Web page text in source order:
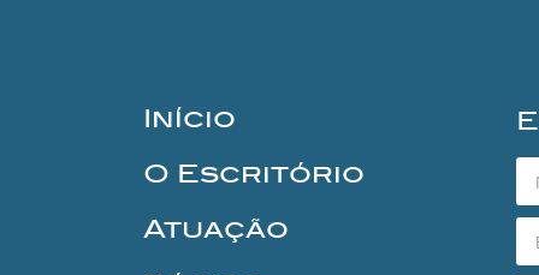
Início
O Escritório
Atuação